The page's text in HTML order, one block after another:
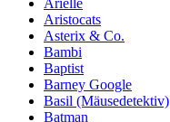
Aristocats
Asterix & Co.
Bambi
Baptist
Barney Google
Basil (Mäusedetektiv)
Batman